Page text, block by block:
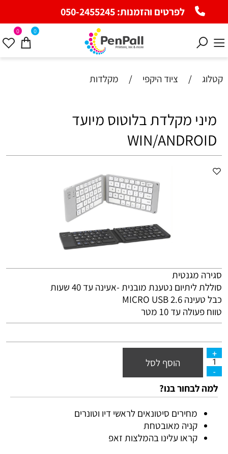
לפרטים והזמנות:050-2455245
0 0
קטלוג / ציוד היקפי / מקלדות
מיני מקלדת בלוטוס מיועד
WIN/ANDROID
סגירה מגנטית
סוללת ליתיום נטענת מובנית -אעינה עד 40 שעות
כבל טעינה
MICRO USB2.6
טווח פעולה עד 10 מטר
הוסף לסל
למה לבחור בנו?
מחירים סיטונאים לראשי דיו וטונרים
קניה מאובטחת
קראו עלינו בהמלצות זאפ